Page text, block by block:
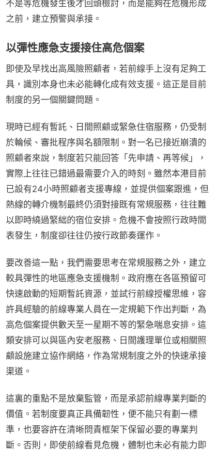
不是等危機發生後才回頭檢討，而是能夠在危機形成
之前，建立預警與承接。
以彈性應急支援接住高危個案
即使及早找出高風險照顧者，若前線手上沒有足夠工
具，識別本身也未必能轉化成有效支援。這正是目前
制度的另一個關鍵問題。
現時已經有暫託、日間照顧或緊急住宿服務，仍受制
於輪候、審批程序與名額限制。對一名已接近崩潰的
照顧者來說，制度若只能回答「先申請、再等候」，
實際上往往已錯過最需要介入的時刻。雖然本港目前
已設有24小時照顧者支援專線，並提供個案跟進，但
熱線的轉介機制最終仍須對接既有常規服務，往往難
以即時繞過緊絀的宿位安排。危機不會按照行政時間
表發生，制度卻往往仍按行政節奏運作。
要改善這一點，我們需要思考在常規服務之外，建立
較具彈性的地區應急支援機制。政府應在各區預留可
快速啟動的短期暫託資源，並試行前線授權思維，容
許具經驗的前線專業人員在一定規範下作出判斷，為
高危個案提供數天至一星期不等的緊急喘息安排。這
類安排可以與區內安老服務、日間護理單位或相關照
顧設施建立協作網絡，作為常規制度之外的快速承接
渠道。
這裏的重點不是放棄監管，而是承認前線專業判斷的
價值。若制度要真正具備韌性，便不能只有劃一標
準，也要容許在清晰問責框架下保留必要的專業判
斷。否則，即使前線看見危機，體制也未必有能力即